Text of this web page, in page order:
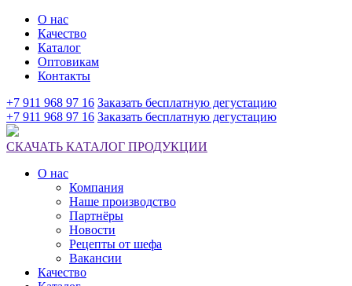
О нас
Качество
Каталог
Оптовикам
Контакты
+7 911 968 97 16 Заказать бесплатную дегустацию
+7 911 968 97 16 Заказать бесплатную дегустацию
СКАЧАТЬ КАТАЛОГ ПРОДУКЦИИ
О нас
Компания
Наше производство
Партнёры
Новости
Рецепты от шефа
Вакансии
Качество